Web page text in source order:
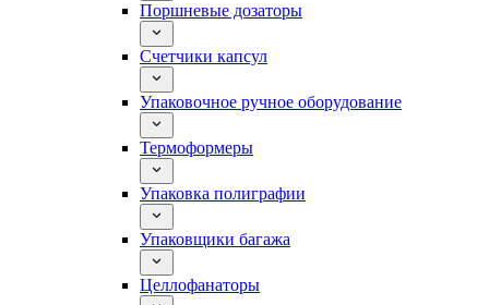
Поршневые дозаторы
Счетчики капсул
Упаковочное ручное оборудование
Термоформеры
Упаковка полиграфии
Упаковщики багажа
Целлофанаторы